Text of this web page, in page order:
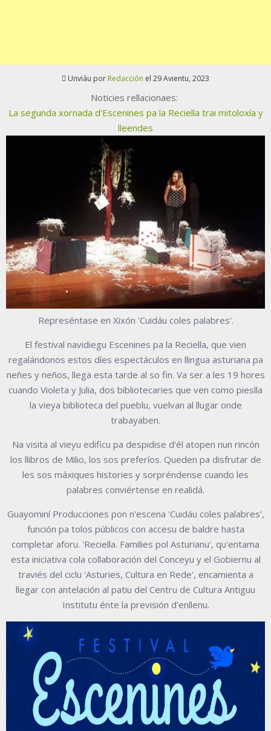
Unviáu por Redacción el 29 Avientu, 2023
Noticies rellacionaes:
La segunda xornada d'Escenines pa la Reciella trai mitoloxía y
lleendes
Represéntase en Xixón 'Cuidáu coles palabres'.
El festival navidiegu Escenines pa la Reciella, que vien
regalándonos estos díes espectáculos en llingua asturiana pa
neñes y neños, llega esta tarde al so fin. Va ser a les 19 hores
cuando Violeta y Julia, dos bibliotecaries que ven como pieslla
la vieya biblioteca del pueblu, vuelvan al llugar onde
trabayaben.
Na visita al vieyu edificu pa despidise d'él atopen nun rincón
los llibros de Milio, los sos preferíos. Queden pa disfrutar de
les sos máxiques histories y sorpréndense cuando les
palabres conviértense en realidá.
Guayominí Producciones pon n'escena 'Cuidáu coles palabres',
función pa tolos públicos con accesu de baldre hasta
completar aforu. 'Reciella. Families pol Asturianu', qu'entama
esta iniciativa cola collaboración del Conceyu y el Gobiernu al
traviés del ciclu 'Asturies, Cultura en Rede', encamienta a
llegar con antelación al patiu del Centru de Cultura Antiguu
Institutu énte la previsión d'enllenu.